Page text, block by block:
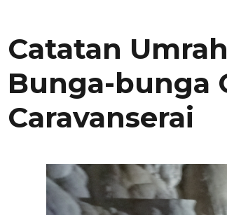
Catatan
Bunga-bunga
Caravanserai